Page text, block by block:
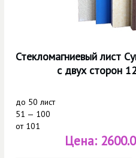
Стекломагниевый лист
с двух сторон
до 50 лист
51 — 100
от101
Цена: